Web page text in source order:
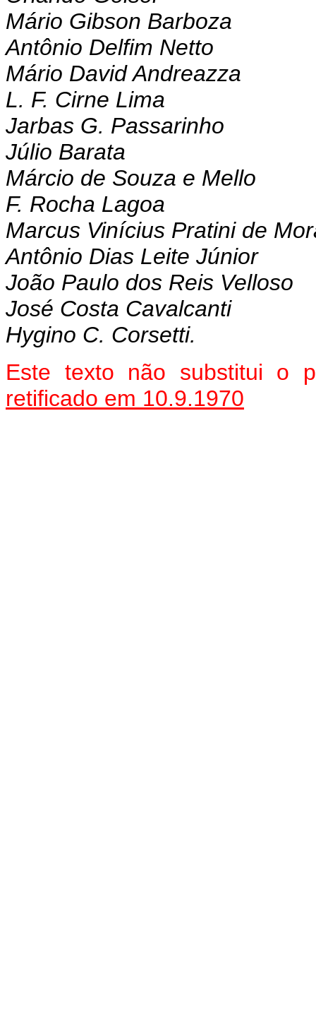
Mário Gibson Barboza
Antônio Delfim Netto
Mário David Andreazza
L. F. Cirne Lima
Jarbas G. Passarinho
Júlio Barata
Márcio de Souza e Mello
F. Rocha Lagoa
Marcus Vinícius Pratini de
Antônio Dias Leite Júnior
João Paulo dos Reis Velloso
José Costa Cavalcanti
Hygino C. Corsetti.
Este texto não substitui o
retificado em 10.9.1970